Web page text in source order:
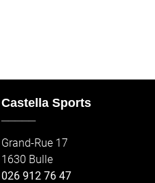
Castella Sports
Grand-Rue 17
1630 Bulle
026 912 76 47